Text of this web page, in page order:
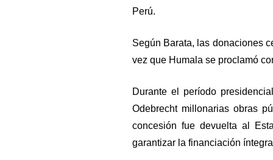
Perú.
Según Barata, las donaciones
vez que Humala se proclamó
Durante el período
Odebrecht millonarias obras
concesión fue devuelta al
garantizar la financiación